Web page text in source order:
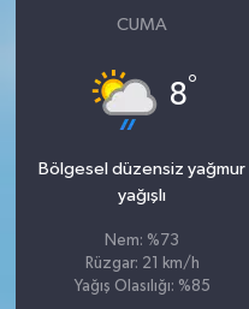
CUMA
8°
Bölgesel düzensiz yağmur
yağışlı
Nem: %73
Rüzgar: 21 km/h
Yağış Olasılığı: %85